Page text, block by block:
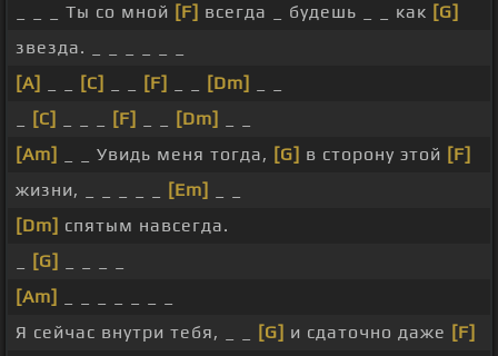
_ _ _ Ты со мной [F] всегда _ будешь _ _ как [G]
звезда. _ _ _ _ _ _
[A]
[C] [F] [Dm]
[C] [F] [Dm]
[Am]
_ _ Увидь меня тогда, [G] в сторону этой [F]
жизни, _ _ _ _ _
[Em]
[Dm] спятым навсегда.
[G]
[Am]
Я сейчас внутри тебя, _ _
[G] и сдаточно даже [F]